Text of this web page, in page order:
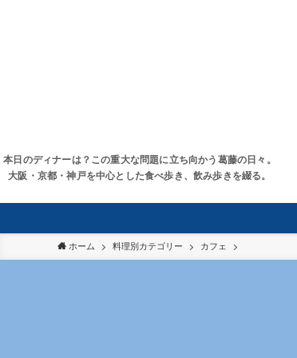
本日のディナーは？この重大な問題に立ち向かう葛藤の日々。
大阪・京都・神戸を中心とした食べ歩き、飲み歩きを綴る。
ホーム 料理別カテゴリー カフェ